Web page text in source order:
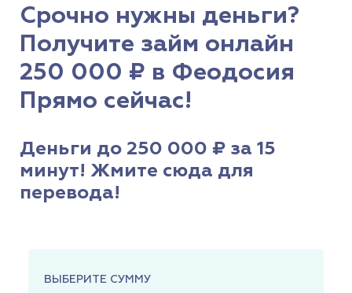
Срочно нужны деньги?
Получите займ онлайн
250 000 ₽ в Феодосия
Прямо сейчас!
Деньги до 250 000 ₽ за 15
минут! Жмите сюда для
перевода!
ВЫБЕРИТЕ СУММУ